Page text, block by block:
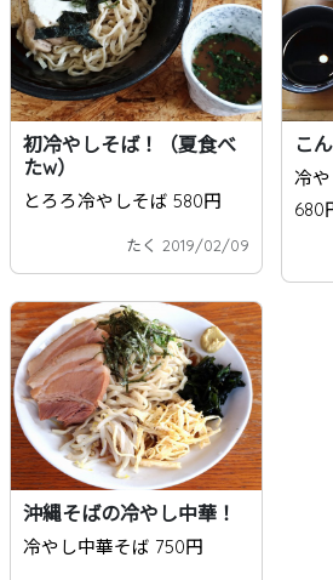
初冷やしそば！（夏食べ
たw）
とろろ冷やしそば 580円
たく 2019/02/09
こ
冷
680
沖縄そばの冷やし中華！
冷やし中華そば 750円